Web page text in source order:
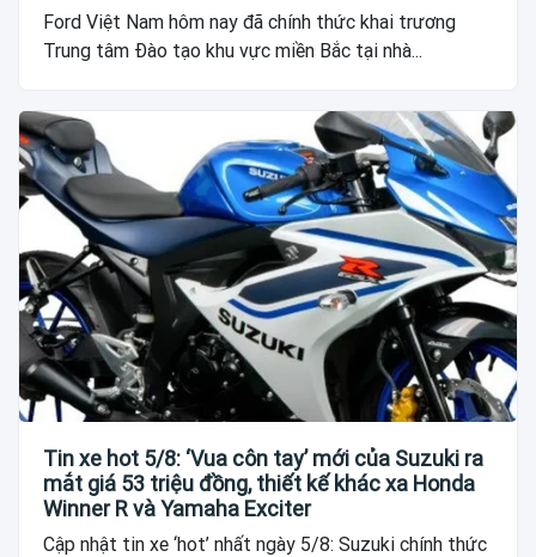
Ford Việt Nam hôm nay đã chính thức khai trương
Trung tâm Đào tạo khu vực miền Bắc tại nhà...
Tin xe hot 5/8: ‘Vua côn tay’ mới của Suzuki ra
mắt giá 53 triệu đồng, thiết kế khác xa Honda
Winner R và Yamaha Exciter
Cập nhật tin xe ‘hot’ nhất ngày 5/8: Suzuki chính thức